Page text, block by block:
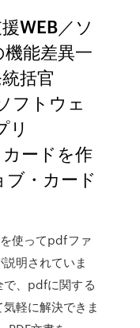
WEB／ソ
能差異一
括官
フトウェ
リ
ードを作
・カード
使ってpdfファ
明されていま
で、pdfに関する
軽に解決できま